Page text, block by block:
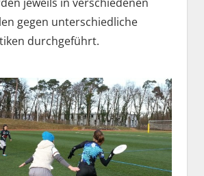
gegen unterschiedliche
durchgeführt.